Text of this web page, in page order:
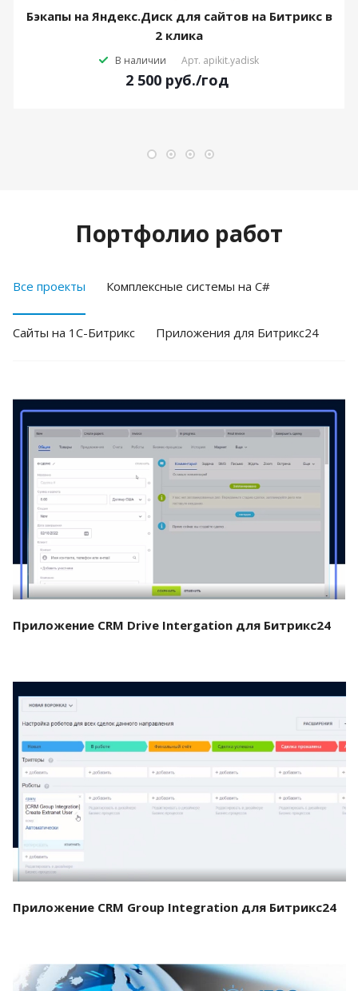
Бэкапы на Яндекс.Диск для сайтов на Битрикс в
2 клика
В наличии Арт. apikit.yadisk
2 500 руб./год
Портфолио работ
Все проекты Комплексные системы на C#
Cайты на 1С-Битрикс Приложения для Битрикс24
Смотреть проект
Приложение CRM Drive Intergation для Битрикс24
Смотреть проект
Приложение CRM Group Integration для Битрикс24